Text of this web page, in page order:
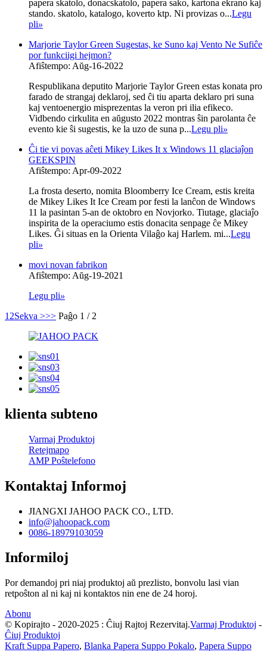
papera skatolo, donacskatolo, papera sako, kartona ekrano kaj
stando. skatolo, katalogo, koverto ktp. Ni provizas o...Legu
pli»
Marjorie Taylor Green Sugestas, ke Suno kaj Vento Ne Sufiĉe
por funkciigi hejmon?
Afiŝtempo: Aŭg-16-2022
Respublikana deputito Marjorie Taylor Green estas konata pro
farado de strangaj deklaroj, sed ĉi tiu aparta deklaro pri suna
kaj ventoenergio misprezentas la veron pri ilia efikeco.
Vidbendo cirkulita en aŭgusto 2022 montras ŝin parolanta ĉe
evento kie ŝi sugestis, ke la uzo de suna p...Legu pli»
Ĉi tie vi povas aĉeti Mikey Likes It x Windows 11 glaciaĵon
GEEKSPIN
Afiŝtempo: Apr-09-2022
La frosta deserto, nomita Bloomberry Ice Cream, estis kreita
de Mikey Likes It Ice Cream por festi la lanĉon de Windows
11 la pasintan 5-an de oktobro en Novjorko. Tiutage, glaciaĵo
inspirita de la operaciumo estis donacita senpage ĉe Mikey
Likes. Ĝi situas en la Orienta Vilaĝo kaj Harlem. mi...Legu
pli»
movi novan fabrikon
Afiŝtempo: Aŭg-19-2021
Legu pli»
1 2Sekva >>> Paĝo 1 / 2
klienta subteno
Varmaj Produktoj
Retejmapo
AMP Poŝtelefono
Kontaktaj Informoj
JIANGXI JAHOO PACK CO., LTD.
info@jahoopack.com
0086-18979103059
Informiloj
Por demandoj pri niaj produktoj aŭ prezlisto, bonvolu lasi vian
retpoŝton al ni kaj ni kontaktos nin ene de 24 horoj.
Abonu
© Kopirajto - 2020-2025 : Ĉiuj Rajtoj Rezervitaj.Varmaj Produktoj -
Ĉiuj Produktoj
Kraft Suppa Papero, Blanka Papera Suppo Pokalo, Papera Suppo